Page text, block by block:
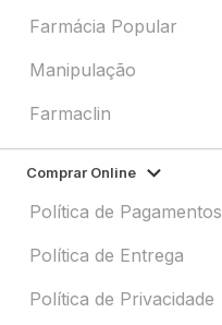
Farmácia Popular
Manipulação
Farmaclin
Comprar Online
Política de Pagamentos
Política de Entrega
Política de Privacidade